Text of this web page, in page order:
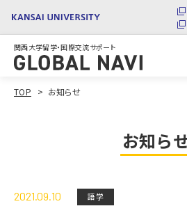
関西大学留学・国際交流サポート
TOP お知らせ
お知ら
2021.09.10 語学